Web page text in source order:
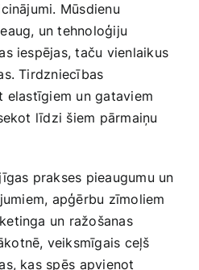
Mūsdienu⁢
un tehnoloģiju
iespējas, taču vienlaikus
‌Tirdzniecības
elastīgiem un gataviem
līdzi šiem pārmaiņu⁣
‌prakses pieaugumu un
apģērbu zīmoliem
un ražošanas
‍veiksmīgais ceļš
kas​ spēs ⁣apvienot